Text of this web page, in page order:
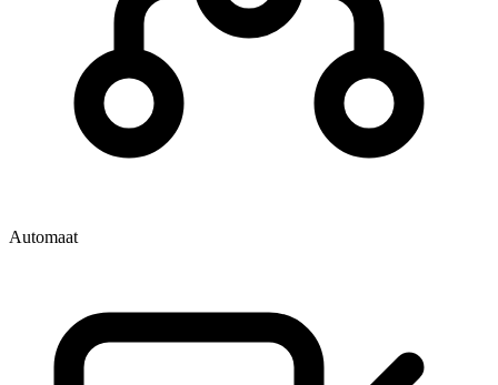
Automaat